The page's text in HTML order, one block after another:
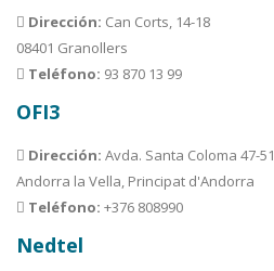
Dirección: Can Corts, 14-18
08401 Granollers
Teléfono: 93 870 13 99
OFI3
Dirección: Avda. Santa Coloma 47-51
Andorra la Vella, Principat d'Andorra
Teléfono: +376 808990
Nedtel